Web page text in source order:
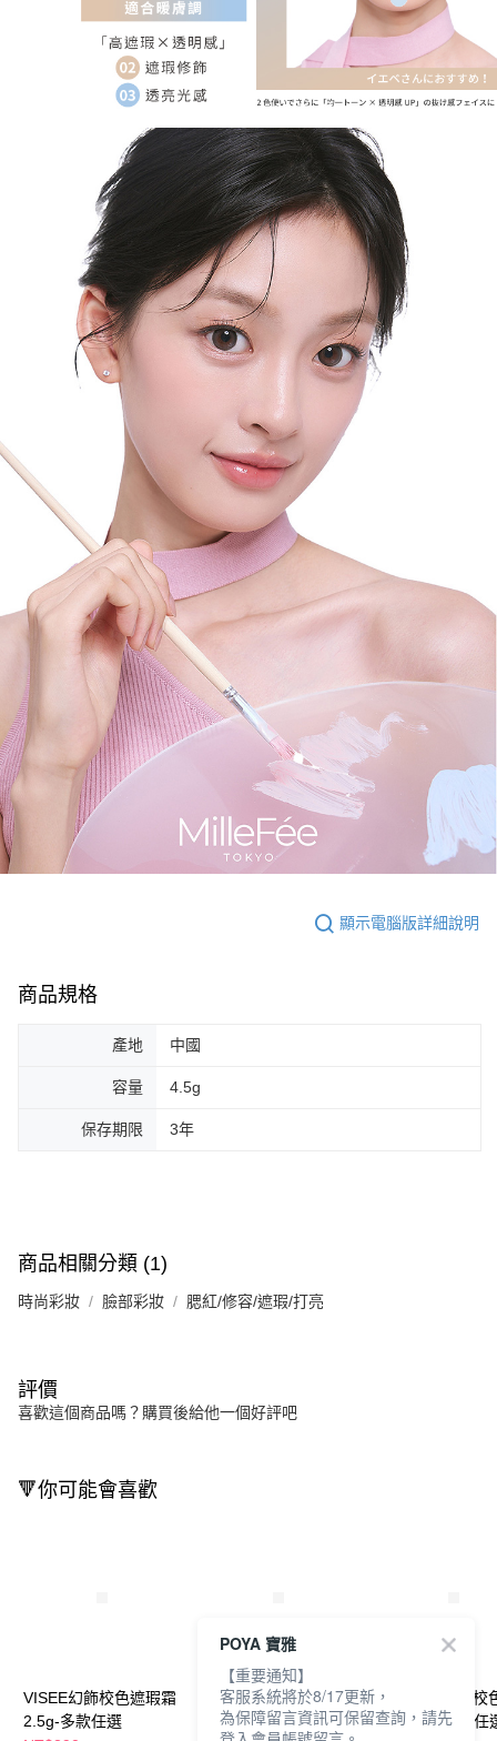
顯示電腦版詳細說明
商品規格
產地 中國
容量 4.5g
保存期限 3年
商品相關分類 (1)
時尚彩妝 臉部彩妝 腮紅/修容/遮瑕/打亮
評價
喜歡這個商品嗎？購買後給他一個好評吧
🔻你可能會喜歡
VISEE幻飾校色遮瑕霜
2.5g-多款任選
卡翠絲完美濾鏡遮瑕膏
3g-多款任選
凱婷 零瑕肌密校
瑕筆1.6g-多款任
POYA 寶雅
【重要通知】
客服系統將於8/17更新，
為保障留言資訊可保留查詢，請先